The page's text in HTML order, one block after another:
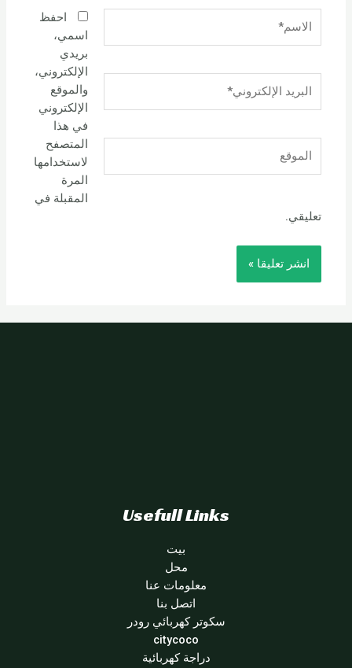
الإلكتروني*
احفظ
اسمي،
بريدي
الإلكتروني،
والموقع
الإلكتروني
في هذا
المتصفح
لاستخدامها
المرة
المقبلة في
تعليقي.
Usefull Links
بيت
محل
معلومات عنا
اتصل بنا
سكوتر كهربائي رودر
citycoco
دراجة كهربائية